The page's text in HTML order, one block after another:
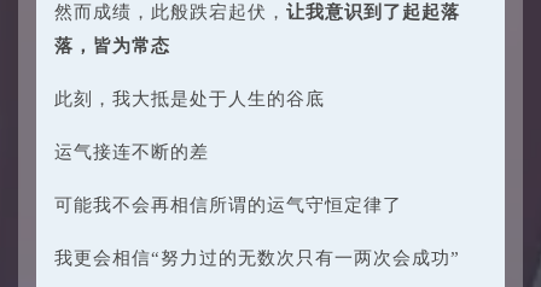
然而成绩，此般跌宕起伏， 让我意识到了起起落
落，皆为常态
此刻，我大抵是处于人生的谷底
运气接连不断的差
可能我不会再相信所谓的运气守恒定律了
我更会相信“努力过的无数次只有一两次会成功”